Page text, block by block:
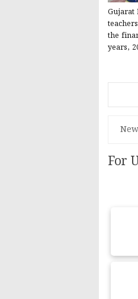
Gujarat
the
years,
For